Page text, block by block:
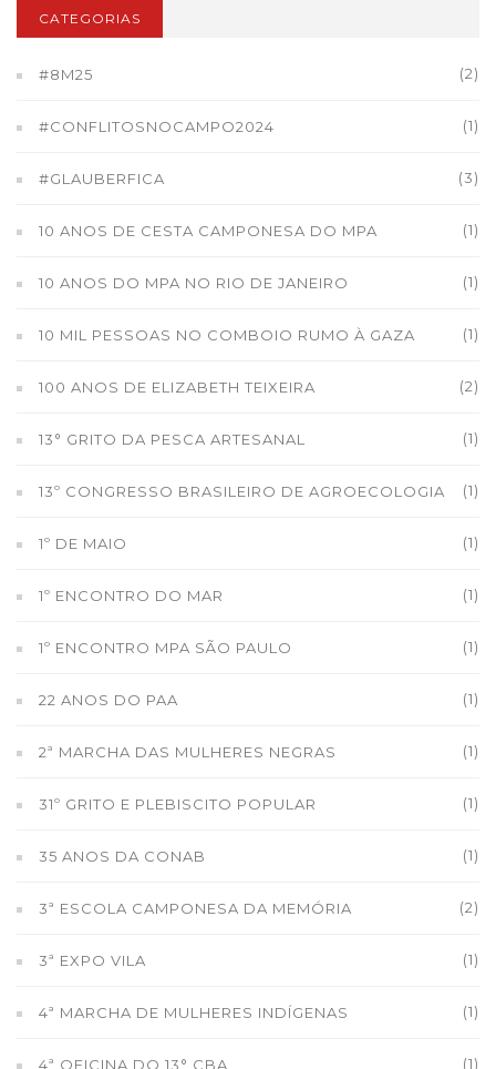
CATEGORIAS
#8M25 (2)
#CONFLITOSNOCAMPO2024 (1)
#GLAUBERFICA (3)
10 ANOS DE CESTA CAMPONESA DO MPA (1)
10 ANOS DO MPA NO RIO DE JANEIRO (1)
10 MIL PESSOAS NO COMBOIO RUMO À GAZA (1)
100 ANOS DE ELIZABETH TEIXEIRA (2)
13° GRITO DA PESCA ARTESANAL (1)
13º CONGRESSO BRASILEIRO DE AGROECOLOGIA (1)
1º DE MAIO (1)
1º ENCONTRO DO MAR (1)
1º ENCONTRO MPA SÃO PAULO (1)
22 ANOS DO PAA (1)
2ª MARCHA DAS MULHERES NEGRAS (1)
31º GRITO E PLEBISCITO POPULAR (1)
35 ANOS DA CONAB (1)
3ª ESCOLA CAMPONESA DA MEMÓRIA (2)
3ª EXPO VILA (1)
4ª MARCHA DE MULHERES INDÍGENAS (1)
4ª OFICINA DO 13° CBA (1)